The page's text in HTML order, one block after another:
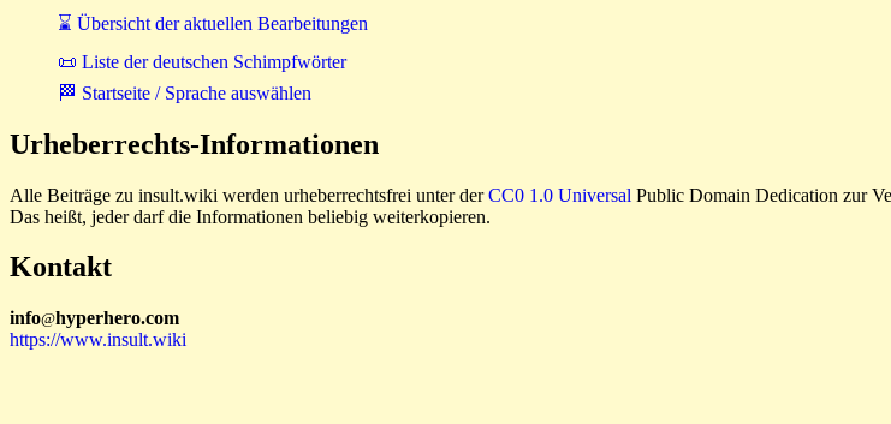
⌛ Übersicht der aktuellen Bearbeitungen
📜 Liste der deutschen Schimpfwörter
🏁 Startseite / Sprache auswählen
Urheberrechts-Informationen
Alle Beiträge zu insult.wiki werden urheberrechtsfrei unter derCC0 1.0 Universal Public Domain Dedication zur
Das heißt, jeder darf die Informationen beliebig weiterkopieren.
Kontakt
info@hyperhero.com
https://www.insult.wiki